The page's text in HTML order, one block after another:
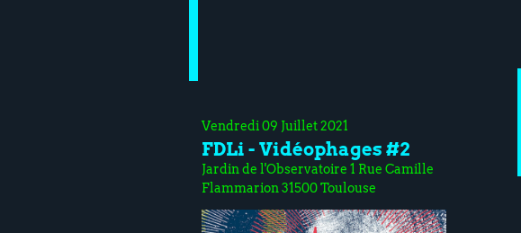
Vendredi 09 Juillet 2021
FDLi - Vidéophages #2
Jardin de l'Observatoire 1 Rue Camille
Flammarion 31500 Toulouse